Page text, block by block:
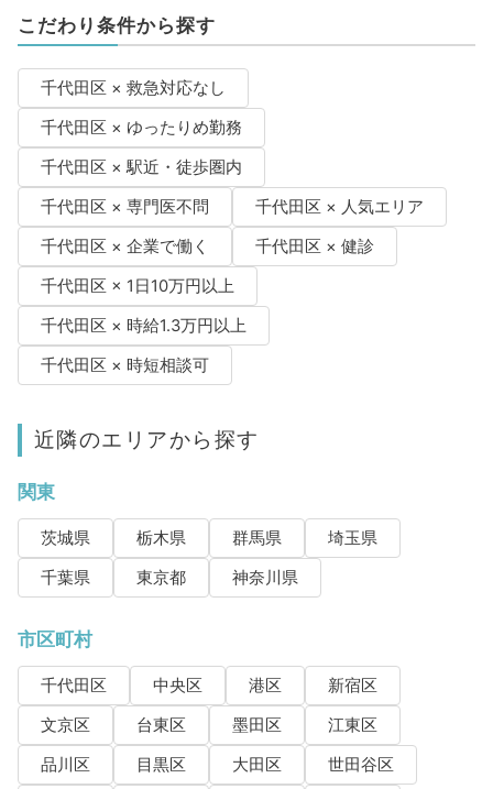
こだわり条件から探す
千代田区 × 救急対応なし
千代田区 × ゆったりめ勤務
千代田区 × 駅近・徒歩圏内
千代田区 × 専門医不問
千代田区 × 人気エリア
千代田区 × 企業で働く
千代田区 × 健診
千代田区 × 1日10万円以上
千代田区 × 時給1.3万円以上
千代田区 × 時短相談可
近隣のエリアから探す
関東
茨城県 栃木県 群馬県
埼玉県
千葉県
東京都 神奈川県
市区町村
千代田区 中央区 港区
新宿区
文京区
台東区 墨田区
江東区
品川区
目黒区 大田区
世田谷区